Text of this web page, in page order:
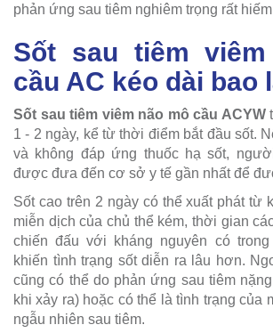
phản ứng sau tiêm nghiêm trọng rất
Sốt sau tiêm
cầu AC kéo dài bao
Sốt sau tiêm viêm não mô cầu ACYW
1 - 2 ngày, kể từ thời điểm bắt đầu sốt.
và không đáp ứng thuốc hạ sốt,
được đưa đến cơ sở y tế gần nhất để
Sốt cao trên 2 ngày có thể xuất phát từ
miễn dịch của chủ thể kém, thời gian
chiến đấu với kháng nguyên có
khiến tình trạng sốt diễn ra lâu hơn.
cũng có thể do phản ứng sau tiêm
khi xảy ra) hoặc có thể là tình trạng của
ngẫu nhiên sau tiêm.